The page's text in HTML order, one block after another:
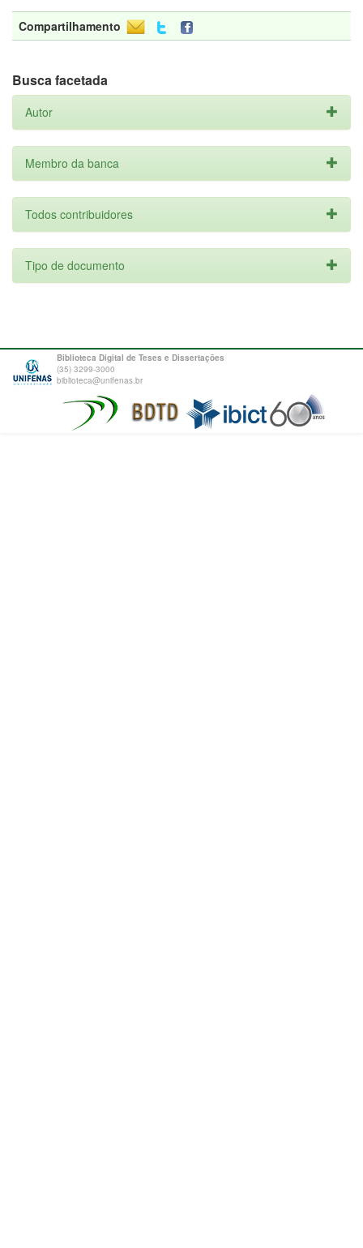
Compartilhamento
Busca facetada
Autor
Membro da banca
Todos contribuidores
Tipo de documento
Biblioteca Digital de Teses e Dissertações
(35) 3299-3000
biblioteca@unifenas.br